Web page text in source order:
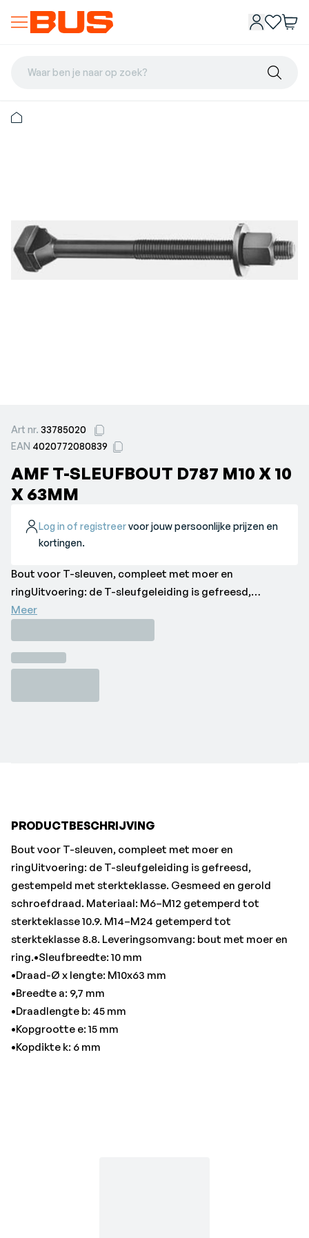
Waar ben je naar op zoek?
Art nr. 33785020
EAN 4020772080839
AMF T-SLEUFBOUT D787 M10 X 10
X 63MM
Log in of registreervoor jouw persoonlijke prijzen en
kortingen.
Bout voor T-sleuven, compleet met moer en
ringUitvoering: de T-sleufgeleiding is gefreesd,
gestempeld met sterkteklasse. Gesmeed en gerold
sterkteklasse 10.9. M14–M24 getemperd tot
sterkteklasse 8.8. Leveringsomvang: bout met moer en
•Draad-Ø x lengte: M10x63 mm
Meer
PRODUCTBESCHRIJVING
Bout voor T-sleuven, compleet met moer en
ringUitvoering: de T-sleufgeleiding is gefreesd,
gestempeld met sterkteklasse. Gesmeed en gerold
schroefdraad. Materiaal: M6–M12 getemperd tot
sterkteklasse 10.9. M14–M24 getemperd tot
sterkteklasse 8.8. Leveringsomvang: bout met moer en
ring.•Sleufbreedte: 10 mm
•Draad-Ø x lengte: M10x63 mm
•Breedte a: 9,7 mm
•Draadlengte b: 45 mm
•Kopgrootte e: 15 mm
•Kopdikte k: 6 mm